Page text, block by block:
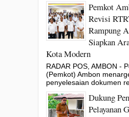
Pemkot
Revisi
Rampung
Siapkan
Kota Modern
RADAR POS, AMBON -
(Pemkot) Ambon
penyelesaian dokumen
Dukung
Pelayanan